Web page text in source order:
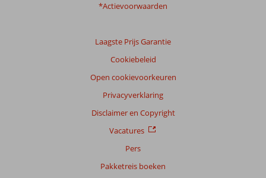
*Actievoorwaarden
Laagste Prijs Garantie
Cookiebeleid
Open cookievoorkeuren
Privacyverklaring
Disclaimer en Copyright
Vacatures
Pers
Pakketreis boeken